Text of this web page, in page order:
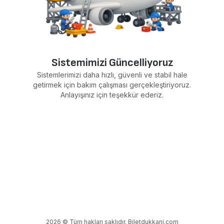
Sistemimizi Güncelliyoruz
Sistemlerimizi daha hızlı, güvenli ve stabil hale
getirmek için bakım çalışması gerçekleştiriyoruz.
Anlayışınız için teşekkür ederiz.
2026 © Tüm hakları saklıdır. Biletdukkani.com